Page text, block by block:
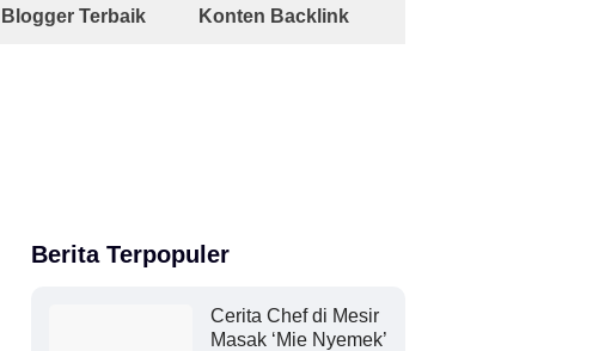
Blogger Terbaik Konten Backlink
Berita Terpopuler
Cerita Chef di Mesir
Masak ‘Mie Nyemek’